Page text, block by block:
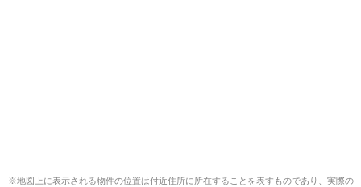
※地図上に表示される物件の位置は付近住所に所在することを表すものであり、実際の